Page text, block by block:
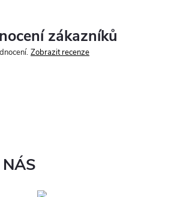
zákazníků
Zobrazit recenze
NÁS